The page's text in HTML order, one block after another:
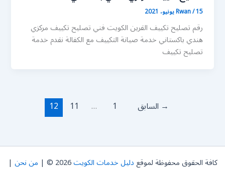
Rwan/15 يونيو، 2021
رقم تصليح تكييف القرين الكويت فني تصليح تكييف مركزي
هندي باكستاني خدمة صيانة التكييف مع الكفالة نقدم خدمة
تصليح تكييف
→ السابق 1
…
11
12
كافة الحقوق محفوظة لموقعدليل خدمات الكويت2026 © | من نحن |